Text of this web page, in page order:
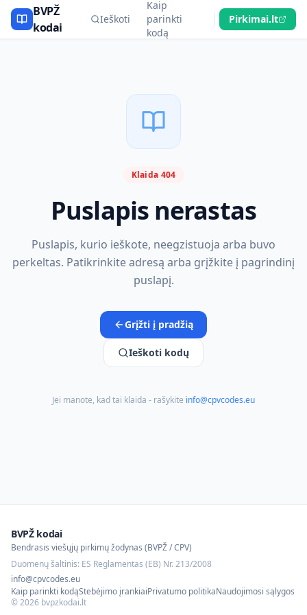
BVPŽ
kodai
Ieškoti
Kaip
parinkti
kodą
Pirkimai.lt
Klaida 404
Puslapis nerastas
Puslapis, kurio ieškote, neegzistuoja arba buvo
perkeltas. Patikrinkite adresą arba grįžkite į pagrindinį
puslapį.
Grįžti į pradžią
Ieškoti kodų
Jei manote, kad tai klaida - rašykite info@cpvcodes.eu
BVPŽ kodai
Bendrasis viešųjų pirkimų žodynas (BVPŽ / CPV)
Duomenų šaltinis: ES Reglamentas (EB) Nr. 213/2008
info@cpvcodes.eu
Kaip parinkti kodąStebėjimo įrankiaiPrivatumo politikaNaudojimosi sąlygos
©2026 bvpzkodai.lt